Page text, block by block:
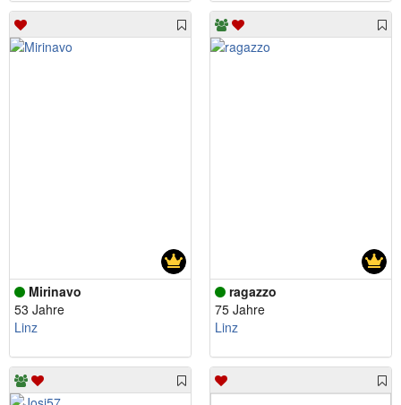
Mirinavo
53 Jahre
Linz
ragazzo
75 Jahre
Linz